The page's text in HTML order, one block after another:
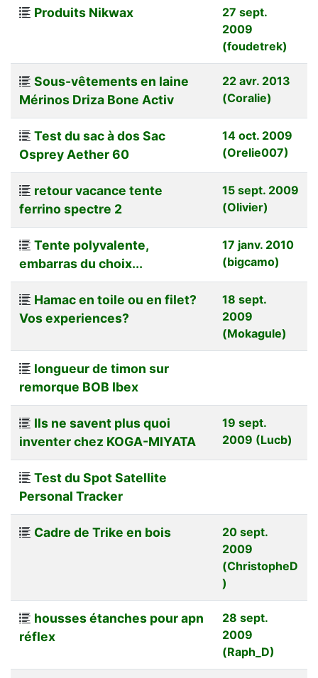
Produits Nikwax
27 sept.
2009
(foudetrek)
Sous-vêtements en laine
Mérinos Driza Bone Activ
22 avr. 2013
(Coralie)
Test du sac à dos Sac
Osprey Aether 60
14 oct. 2009
(Orelie007)
retour vacance tente
ferrino spectre 2
15 sept. 2009
(Olivier)
Tente polyvalente,
embarras du choix...
17 janv. 2010
(bigcamo)
Hamac en toile ou en filet?
Vos experiences?
18 sept.
2009
(Mokagule)
longueur de timon sur
remorque BOB Ibex
Ils ne savent plus quoi
inventer chez KOGA-MIYATA
19 sept.
2009 (Lucb)
Test du Spot Satellite
Personal Tracker
Cadre de Trike en bois
20 sept.
2009
(ChristopheD
)
housses étanches pour apn
réflex
28 sept.
2009
(Raph_D)